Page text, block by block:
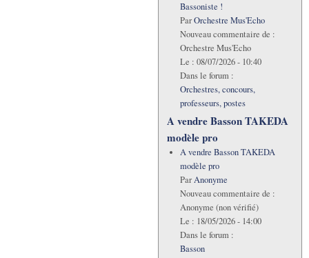
Bassoniste !
ParOrchestre Mus'Echo
Nouveau commentaire de :
Orchestre Mus'Echo
Le : 08/07/2026 - 10:40
Dans le forum :
Orchestres, concours,
professeurs, postes
A vendre Basson TAKEDA
modèle pro
A vendre Basson TAKEDA
modèle pro
ParAnonyme
Nouveau commentaire de :
Anonyme (non vérifié)
Le : 18/05/2026 - 14:00
Dans le forum :
Basson